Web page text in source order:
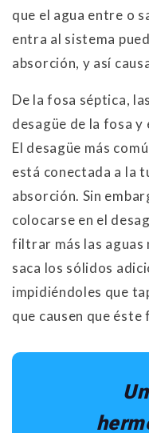
que el agua entre o
entra al sistema
absorción, y así
De la fosa séptica,
desagüe de la fosa
El desagüe más
está conectada a la
absorción. Sin
colocarse en el
filtrar más las
saca los sólidos
impidiéndoles que
que causen que